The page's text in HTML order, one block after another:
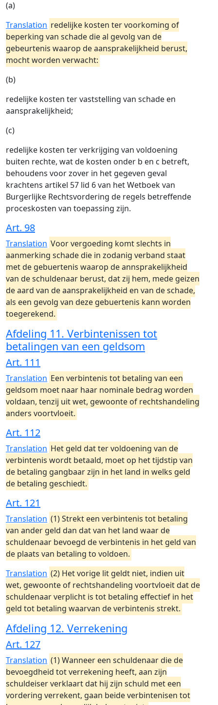
(a)
Translation redelijke kosten ter voorkoming of
beperking van schade die al gevolg van de
gebeurtenis waarop de aansprakelijkheid berust,
mocht worden verwacht:
(b)
redelijke kosten ter vaststelling van schade en
aansprakelijkheid;
(c)
redelijke kosten ter verkrijging van voldoening
buiten rechte, wat de kosten onder b en c betreft,
behoudens voor zover in het gegeven geval
krachtens artikel 57 lid 6 van het Wetboek van
Burgerlijke Rechtsvordering de regels betreffende
proceskosten van toepassing zijn.
Art. 98
Translation Voor vergoeding komt slechts in
aanmerking schade die in zodanig verband staat
met de gebuertenis waarop de annsprakelijkheid
van de schuldenaar berust, dat zij hem, mede geizen
de aard van de aansprakelijkheid en van de schade,
als een gevolg van deze gebuertenis kann worden
toegerekend.
Afdeling 11. Verbintenissen tot
betalingen van een geldsom
Art. 111
Translation Een verbintenis tot betaling van een
geldsom moet naar haar nominale bedrag worden
voldaan, tenzij uit wet, gewoonte of rechtshandeling
anders voortvloeit.
Art. 112
Translation Het geld dat ter voldoening van de
verbintenis wordt betaald, moet op het tijdstip van
de betaling gangbaar zijn in het land in welks geld
de betaling geschiedt.
Art. 121
Translation (1) Strekt een verbintenis tot betaling
van ander geld dan dat van het land waar de
schuldenaar bevoegd de verbintenis in het geld van
de plaats van betaling to voldoen.
Translation (2) Het vorige lit geldt niet, indien uit
wet, gewoonte of rechtshandeling voortvloeit dat de
schuldenaar verplicht is tot betaling effectief in het
geld tot betaling waarvan de verbintenis strekt.
Afdeling 12. Verrekening
Art. 127
Translation (1) Wanneer een schuldenaar die de
bevoegdheid tot verrekening heeft, aan zijn
schuldeiser verklaart dat hij zijn schuld met een
vordering verrekent, gaan beide verbintenisen tot